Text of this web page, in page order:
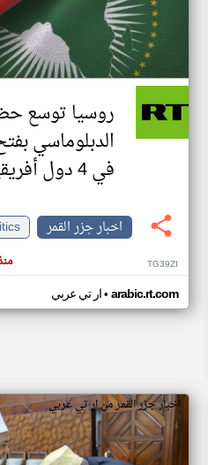
روسيا توسع
الدبلوماسي
في 4 دول أفريقية
اخبار جزر القمر
TG39ZI
ار تي عربي• arabic.rt.com
اخبار جزر القمر من ار تي عربي